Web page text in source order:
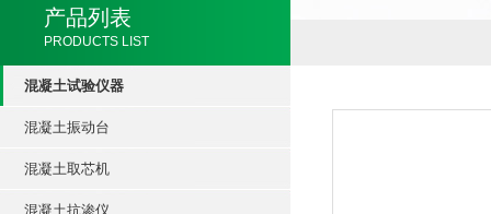
产品列表
PRODUCTS LIST
混凝土试验仪器
混凝土振动台
混凝土取芯机
混凝土抗渗仪